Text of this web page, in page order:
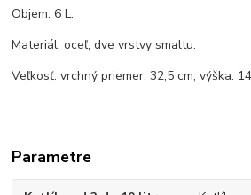
Objem: 6 L.
Materiál: oceľ, dve vrstvy smaltu.
Veľkosť: vrchný priemer: 32,5 cm, výška:
Parametre